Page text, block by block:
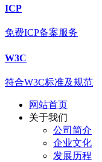
ICP
免费ICP备案服务
W3C
符合W3C标准及规范
网站首页
关于我们
公司简介
企业文化
发展历程